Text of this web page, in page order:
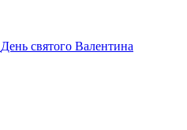
День святого Валентина